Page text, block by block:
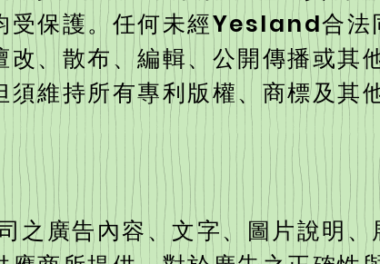
受保護。任何未經Yesland合法
、散布、編輯、公開傳播或其
維持所有專利版權、商標及其
廣告內容、文字、圖片說明、